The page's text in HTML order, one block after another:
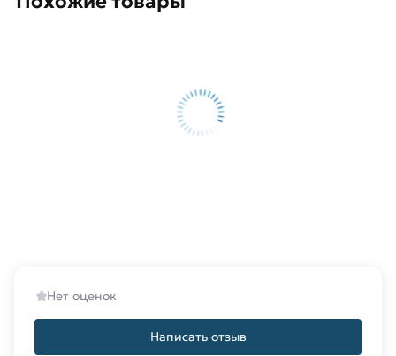
кнопку«Быстрый заказ»
арматуры Звездочка 30мм из категории
действительны в Москве и
области. Наши профессиональные менеджеры
обязательно).
Нет оценок
Написать отзыв